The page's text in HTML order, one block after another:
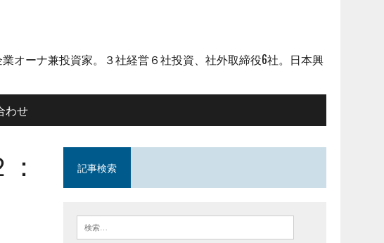
オーナ兼投資家。３社経営６社投資、社外取締役6社。日本興
わせ
記事検索